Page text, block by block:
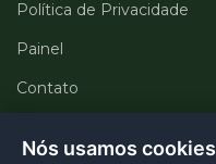
Política de Privacidade
Painel
Contato
Departamentos
Nós usamos cookies